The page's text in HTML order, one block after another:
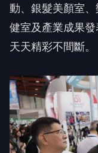
動、銀髮美顏室
健室及產業成果發
天天精彩不間斷。